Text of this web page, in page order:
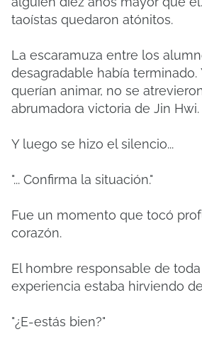
taoístas quedaron atónitos.
La escaramuza entre los
desagradable había terminado.
querían animar, no se
abrumadora victoria de Jin Hwi.
Y luego se hizo el silencio...
"... Confirma la situación."
Fue un momento que tocó
corazón.
El hombre responsable de
experiencia estaba hirviendo
"¿E-estás bien?"